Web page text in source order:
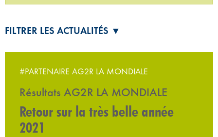
FILTRER LES ACTUALITÉS ▼
#PARTENAIRE AG2R LA MONDIALE
Résultats AG2R LA MONDIALE
Retour sur la très belle année
2021